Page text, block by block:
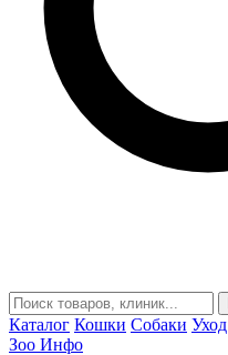
Каталог Кошки Собаки Уход
Зоо Инфо